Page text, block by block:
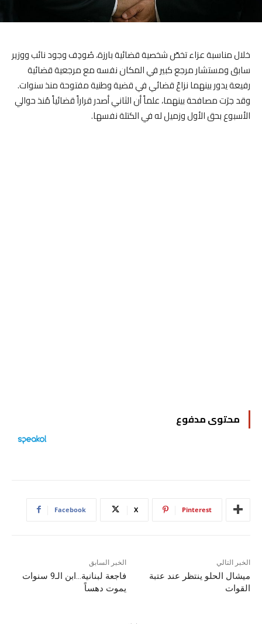
خلال مناسبة عزاء تخصّ شخصية قضائية بارزة، صُودِف وجود نائب ووزير
سابق ومستشار مرجع كبير في المكان نفسه مع مرجعية قضائية
رفيعة يدور بينهما نزاعٌ قضائي في قضية وطنية مفتوحة منذ سنوات.
وقد جرَت مصافحة بينهما، علماً أن الثاني أصدر قراراً قضائياً مُنذ حوالي
الأسبوع بحق الأول وزميل له في الكتلة نفسها.
محتوى مدفوع
Facebook X Pinterest
الخبر السابق
فاجعة لبنانية…ابن الـ9 سنوات
يموت دهساً
الخبر التالي
ميشال الحلو ينتظر عند عتبة
القوات